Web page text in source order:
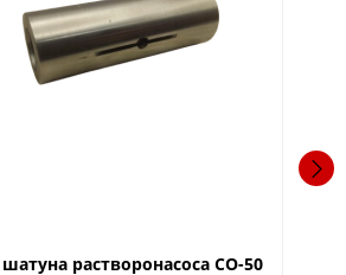
растворонасоса СО-50